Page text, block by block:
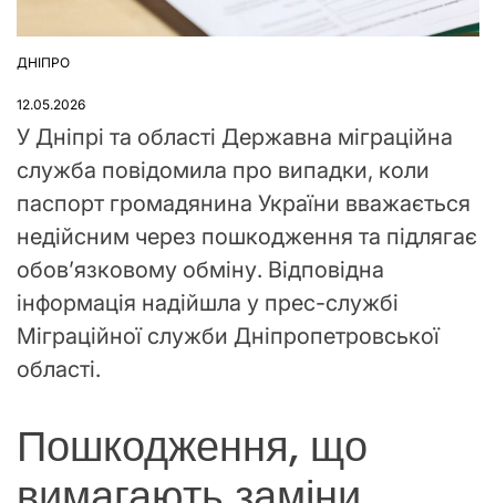
ОПУБЛІКУВАТИ
ДНІПРО
12.05.2026
У Дніпрі та області Державна міграційна
служба повідомила про випадки, коли
паспорт громадянина України вважається
недійсним через пошкодження та підлягає
обов’язковому обміну. Відповідна
інформація надійшла у прес-службі
Міграційної служби Дніпропетровської
області.
Пошкодження, що